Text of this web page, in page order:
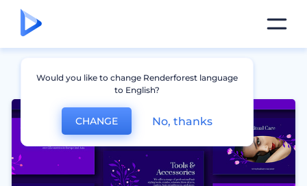
Would you like to change Renderforest language
to English?
CHANGE No, thanks